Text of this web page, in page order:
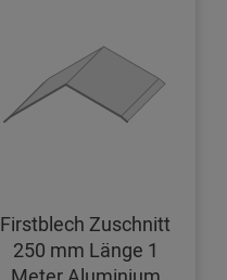
Firstblech Zuschnitt
250 mm Länge 1